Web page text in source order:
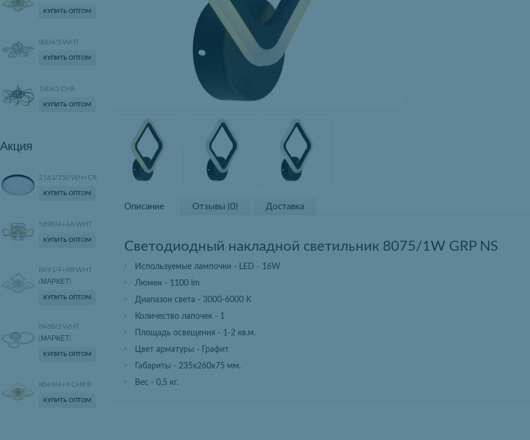
КУПИТЬ ОПТОМ
8004/5 WHT
КУПИТЬ ОПТОМ
18065 CHR
КУПИТЬ ОПТОМ
Акция
2161/350 WH+CR
КУПИТЬ ОПТОМ
5890/4+4A WHT
КУПИТЬ ОПТОМ
8491/4+4B WHT
(МАРКЕТ)
КУПИТЬ ОПТОМ
8488/3 WHT
(МАРКЕТ)
КУПИТЬ ОПТОМ
8049/4+4 CHR B
КУПИТЬ ОПТОМ
Описание Отзывы (0) Доставка
Светодиодный накладной светильник 8075/1W GRP NS
Используемые лампочки - LED - 16W
Люмен - 1100 lm
Диапазон света - 3000-6000 K
Количество лапочек - 1
Площадь освещения - 1-2 кв.м.
Цвет арматуры - Графит
Габариты - 235х260х75 мм.
Вес - 0,5 кг.